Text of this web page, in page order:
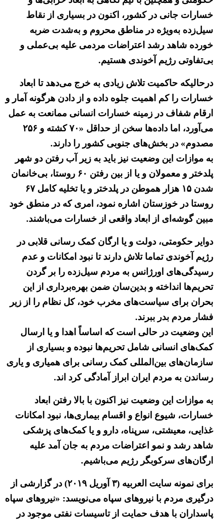
خسارات جانی در کشور، اکنون در بسیاری از نقاط
سیل‌زده به‌ویژه در مناطق محروم و به‌شدت ضربه
خورده شاهد رشد اعتراضات مردمی علیه بی‌عملی و
بی‌تفاوتی رژیم آخوندی هستیم.
درحالیکه حاکمیت تلاش زیادی به خرج می‌دهد تا ابعاد
خسارات را کم اهمیت جلوه داده و از دادن هرگونه آمار و
ارقام شفاف در زمینه خسارات انسانی ممانعت به عمل
می‌آورد، اما داده‌ها سخن از حداقل «۷۰ کشته و ۲۵۶
مصدوم» در بخش‌های جنوبی کشور را دارند.
به موازات این وضعیت نیز باید به زیر آب رفتن دو شهر
پلدختر و معمولان و یا از بین رفتن ۶۰ روستا، بی‌خانمان
شدن ۱۵ هزار هموطن در پلدختر و یا تخلیه کامل ۶۷
روستا در خوزستان اشاره نمود، امری که در منطق خود
مبین گوشه‌ای از ابعاد واقعی از خسارات می‌باشند.
دوایر حکومتی، دولت و یا ارگان کمک رسانی قلابی در
رژیم آخوندی تماما تلاش دارند تا نبود امکانات و عدم
رسیدگی‌های اورژانس به مردم سیل‌زده را بر گردن
تحریم‌ها انداخته و بدین‌سان ضمن بهره‌برداری از این
بحران برای سیاست‌های مخرب خود، کل نظام را از زیر
فشار مردم بدر ببرند.
این وضعیت در حالی است که اساساً اهدا و یا ارسال
کمک‌های انسانی شامل تحریم‌ها نبوده و بسیاری از
سازمان‌های بین‌المللی کمک رسانی برای همیاری و یاری
رساندن به مردم ایران ابراز آمادگی کرد اند.
به موازات این وضعیت نیز اکنون با بالا رفتن ابعاد
خسارات، شیوع انواع و اقسام بیماری‌ها، نبود امکانات
غذایی، معیشتی، سرپناه، دارو و یا کمک‌های پزشکی
شاهد رشد و نمو اعتراضات مردم به جان آمد علیه
ارگان‌های سرکوبگر رژیم می‌باشیم.
برای نمونه سایت العربیه (۳ آوریل ۲۰۱۹) در گزارشی از
درگیری مردم با نیروهای سپاه می‌نویسد: «نیروهای سپاه
پاسداران با هدف حمایت از تاسیسات نفتی موجود در